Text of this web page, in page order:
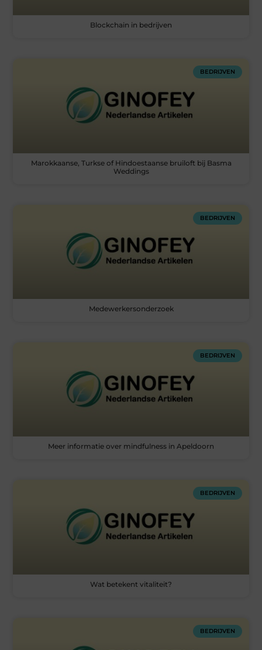
Blockchain in bedrijven
BEDRIJVEN
Marokkaanse, Turkse of Hindoestaanse bruiloft bij Basma
Weddings
BEDRIJVEN
Medewerkersonderzoek
BEDRIJVEN
Meer informatie over mindfulness in Apeldoorn
BEDRIJVEN
Wat betekent vitaliteit?
BEDRIJVEN